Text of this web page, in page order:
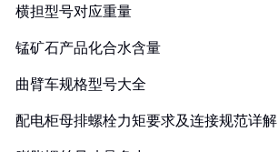
横担型号对应重量
锰矿石产品化合水含量
曲臂车规格型号大全
配电柜母排螺栓力矩要求及连接规范详解